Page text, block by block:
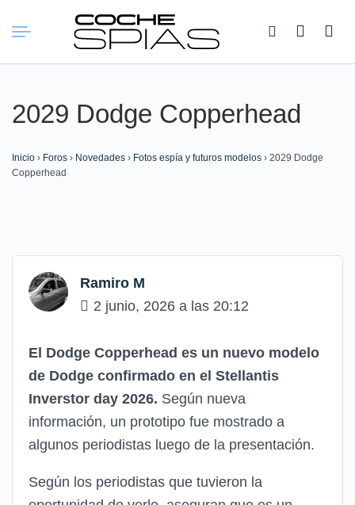
Buscar:
2029 Dodge Copperhead
Inicio › Foros › Novedades › Fotos espía y futuros modelos › 2029 Dodge
Copperhead
Ramiro M
2 junio, 2026 a las 20:12
El Dodge Copperhead es un nuevo modelo
de Dodge confirmado en el Stellantis
Inverstor day 2026. Según nueva
información, un prototipo fue mostrado a
algunos periodistas luego de la presentación.
Según los periodistas que tuvieron la